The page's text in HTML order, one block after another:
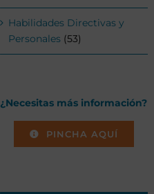
Habilidades Directivas y
Personales (53)
¿Necesitas más información?
PINCHA AQUÍ